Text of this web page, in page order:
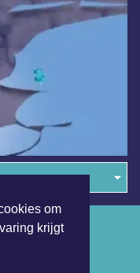
om
krijgt